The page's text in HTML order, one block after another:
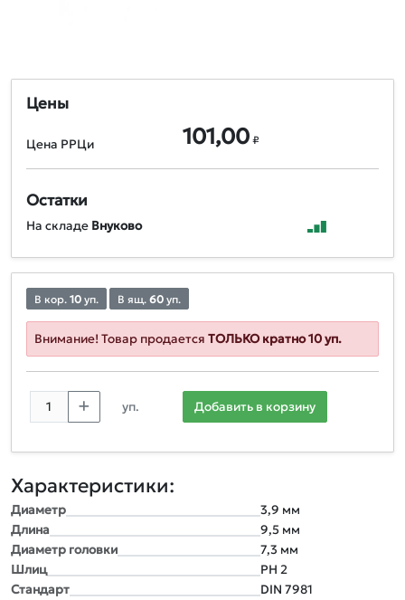
Цены
Цена РРЦи 101,00 ₽
Остатки
На складе Внуково
В кор. 10 уп. В ящ. 60 уп.
Внимание! Товар продается ТОЛЬКО кратно 10 уп.
уп. Добавить в корзину
Характеристики:
Диаметр
3,9 мм
Длина
9,5 мм
Диаметр головки
7,3 мм
Шлиц
РН 2
Стандарт
DIN 7981